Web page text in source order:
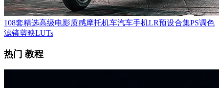
108套精选高级电影质感摩托机车汽车手机LR预设合集PS调色
滤镜剪映LUTs
热门 教程